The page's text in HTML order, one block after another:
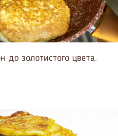
до золотистого цвета.